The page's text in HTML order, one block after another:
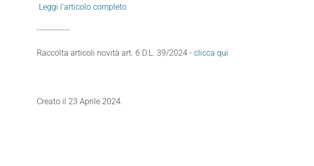
Leggi l'articolo completo
-------------
Raccolta articoli novità art. 6 D.L. 39/2024 - clicca qui
Creato il 23 Aprile 2024.